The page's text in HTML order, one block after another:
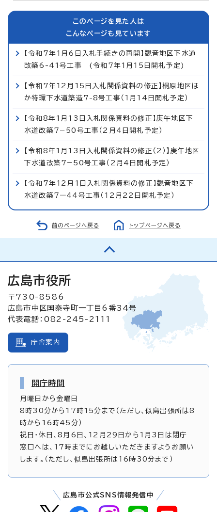
このページを見た人は
こんなページも見ています
【令和7年1月6日入札手続きの再開】観音地区下水道
改築6-41号工事 (令和7年1月15日開札予定)
【令和7年12月15日入札関係資料の修正】桐原地区ほ
か特環下水道築造7-8号工事（1月14日開札予定）
【令和8年1月13日入札関係資料の修正】庚午地区下
水道改築7−50号工事（2月4日開札予定）
【令和8年1月13日入札関係資料の修正（2）】庚午地区
下水道改築7−50号工事（2月4日開札予定）
【令和7年12月1日入札関係資料の修正】観音地区下
水道改築7ー44号工事（12月22日開札予定）
前のページへ戻る トップページへ戻る
広島市役所
〒730-8586
広島市中区国泰寺町一丁目6番34号
代表電話：082-245-2111
庁舎案内
開庁時間
月曜日から金曜日
8時30分から17時15分まで（ただし、似島出張所は8
時から16時45分）
祝日・休日、8月6日、12月29日から1月3日は閉庁
窓口へは、17時までにお越しいただきますようお願い
します。（ただし、似島出張所は16時30分まで）
広島市公式SNS情報発信中